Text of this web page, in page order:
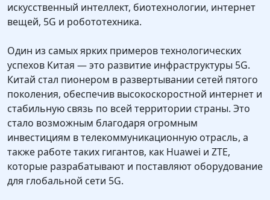
искусственный интеллект, биотехнологии, интернет
вещей, 5G и робототехника.
Один из самых ярких примеров технологических
успехов Китая — это развитие инфраструктуры 5G.
Китай стал пионером в развертывании сетей пятого
поколения, обеспечив высокоскоростной интернет и
стабильную связь по всей территории страны. Это
стало возможным благодаря огромным
инвестициям в телекоммуникационную отрасль, а
также работе таких гигантов, как Huawei и ZTE,
которые разрабатывают и поставляют оборудование
для глобальной сети 5G.